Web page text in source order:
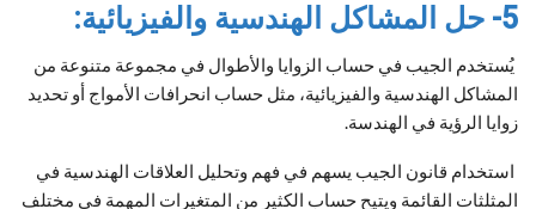
5- حل المشاكل الهندسية والفيزيائية:
يُستخدم الجيب في حساب الزوايا والأطوال في مجموعة متنوعة من
المشاكل الهندسية والفيزيائية، مثل حساب انحرافات الأمواج أو تحديد
زوايا الرؤية في الهندسة.
استخدام قانون الجيب يسهم في فهم وتحليل العلاقات الهندسية في
المثلثات القائمة ويتيح حساب الكثير من المتغيرات المهمة في مختلف